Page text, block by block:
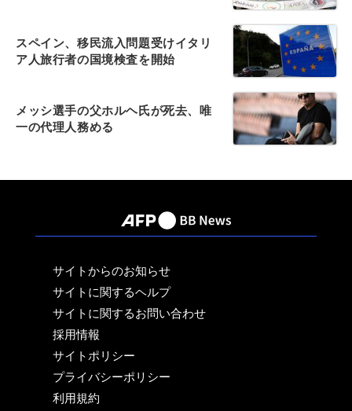
スペイン、移民流入問題受けイタリ
ア人旅行者の国境検査を開始
メッシ選手の父ホルヘ氏が死去、唯
一の代理人務める
サイトからのお知らせ
サイトに関するヘルプ
サイトに関するお問い合わせ
採用情報
サイトポリシー
プライバシーポリシー
利用規約